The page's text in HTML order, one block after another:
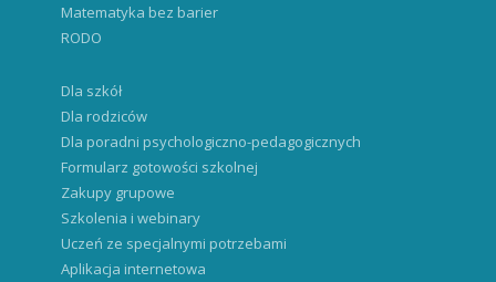
Matematyka bez barier
RODO
Dla szkół
Dla rodziców
Dla poradni psychologiczno-pedagogicznych
Formularz gotowości szkolnej
Zakupy grupowe
Szkolenia i webinary
Uczeń ze specjalnymi potrzebami
Aplikacja internetowa